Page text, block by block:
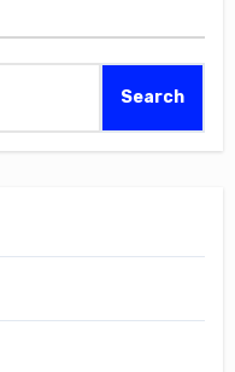
Search